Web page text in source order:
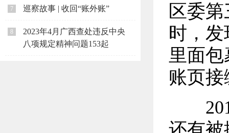
7 巡察故事 | 收回“账外账”
8
2023年4月广西查处违反中央
八项规定精神问题153起
区委
时，
里面
账页
2017